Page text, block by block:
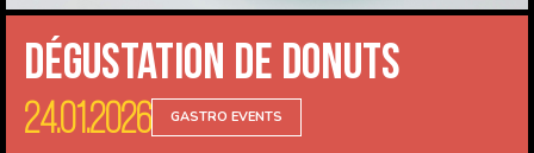
Dégustation de donuts
24.01.2026 GASTRO EVENTS